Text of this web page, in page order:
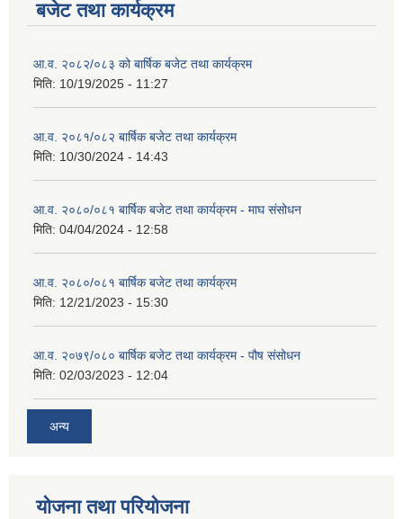
बजेट तथा कार्यक्रम
आ.व. २०८२/०८३ को बार्षिक बजेट तथा कार्यक्रम
मिति: 10/19/2025 - 11:27
आ.व. २०८१/०८२ बार्षिक बजेट तथा कार्यक्रम
मिति: 10/30/2024 - 14:43
आ.व. २०८०/०८१ बार्षिक बजेट तथा कार्यक्रम - माघ संसोधन
मिति: 04/04/2024 - 12:58
आ.व. २०८०/०८१ बार्षिक बजेट तथा कार्यक्रम
मिति: 12/21/2023 - 15:30
आ.व. २०७९/०८० बार्षिक बजेट तथा कार्यक्रम - पौष संसोधन
मिति: 02/03/2023 - 12:04
अन्य
योजना तथा परियोजना